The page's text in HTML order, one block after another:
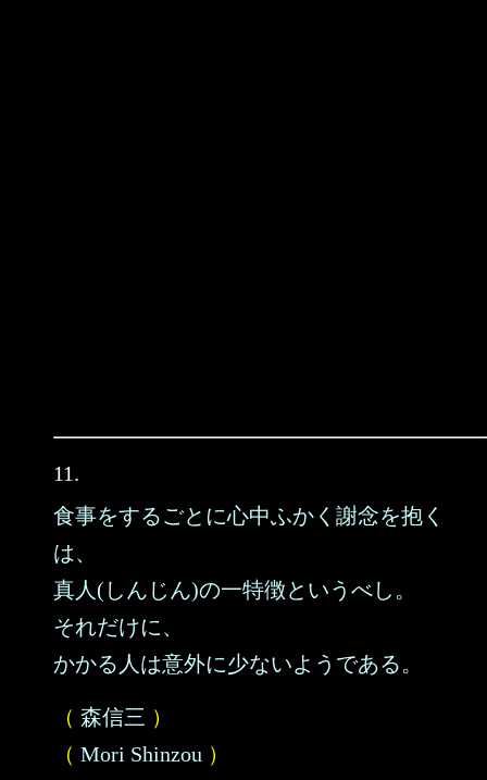
11.
食事をするごとに心中ふかく謝念を抱く
は、
真人(しんじん)の一特徴というべし。
それだけに、
かかる人は意外に少ないようである。
（ 森信三 ）
（ Mori Shinzou ）